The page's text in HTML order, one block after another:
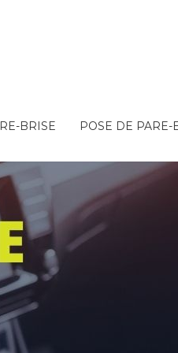
BRISE POSE DE PARE-